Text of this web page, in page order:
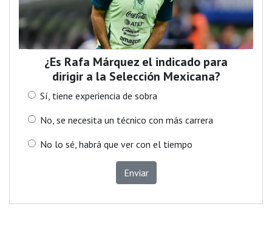
¿Es Rafa Márquez el indicado para
dirigir a la Selección Mexicana?
Sí, tiene experiencia de sobra
No, se necesita un técnico con más carrera
No lo sé, habrá que ver con el tiempo
Enviar